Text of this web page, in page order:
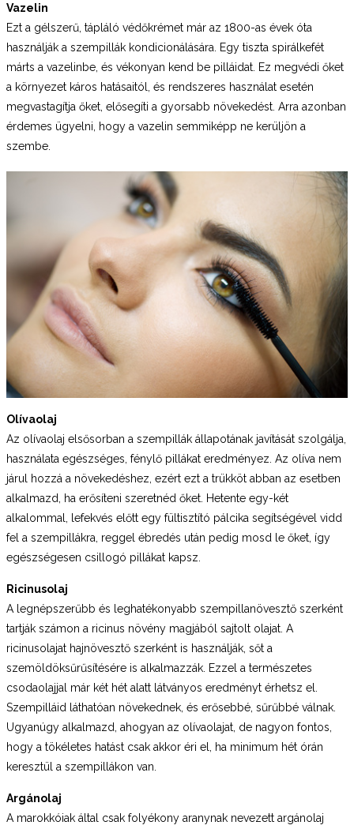
Vazelin
Ezt a gélszerű, tápláló védőkrémet már az 1800-as évek óta
használják a szempillák kondicionálására. Egy tiszta spirálkefét
márts a vazelinbe, és vékonyan kend be pilláidat. Ez megvédi őket
a környezet káros hatásaitól, és rendszeres használat esetén
megvastagítja őket, elősegíti a gyorsabb növekedést. Arra azonban
érdemes ügyelni, hogy a vazelin semmiképp ne kerüljön a
szembe.
Olívaolaj
Az olívaolaj elsősorban a szempillák állapotának javítását szolgálja,
használata egészséges, fénylő pillákat eredményez. Az olíva nem
járul hozzá a növekedéshez, ezért ezt a trükköt abban az esetben
alkalmazd, ha erősíteni szeretnéd őket. Hetente egy-két
alkalommal, lefekvés előtt egy fültisztító pálcika segítségével vidd
fel a szempillákra, reggel ébredés után pedig mosd le őket, így
egészségesen csillogó pillákat kapsz.
Ricinusolaj
A legnépszerűbb és leghatékonyabb szempillanövesztő szerként
tartják számon a ricinus növény magjából sajtolt olajat. A
ricinusolajat hajnövesztő szerként is használják, sőt a
szemöldöksűrűsítésére is alkalmazzák. Ezzel a természetes
csodaolajjal már két hét alatt látványos eredményt érhetsz el.
Szempilláid láthatóan növekednek, és erősebbé, sűrűbbé válnak.
Ugyanúgy alkalmazd, ahogyan az olívaolajat, de nagyon fontos,
hogy a tökéletes hatást csak akkor éri el, ha minimum hét órán
keresztül a szempillákon van.
Argánolaj
A marokkóiak által csak folyékony aranynak nevezett argánolaj